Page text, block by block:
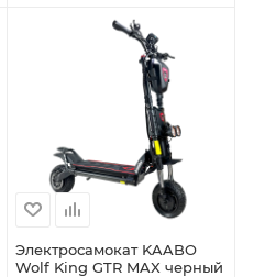
Электросамокат KAABO
Wolf King GTR MAX черный